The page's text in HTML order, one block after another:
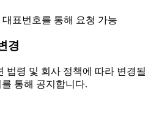
표번호를 통해 요청 가능
경
법령 및 회사 정책에 따라 변경될
통해 공지합니다.